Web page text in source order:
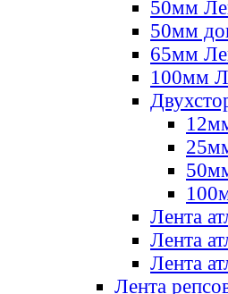
50мм
50мм
65мм
100мм
Лента
Лента
Лента
Лента